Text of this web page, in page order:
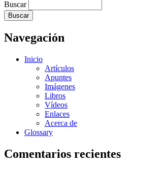
Buscar
Navegación
Inicio
Artículos
Apuntes
Imágenes
Libros
Vídeos
Enlaces
Acerca de
Glossary
Comentarios recientes